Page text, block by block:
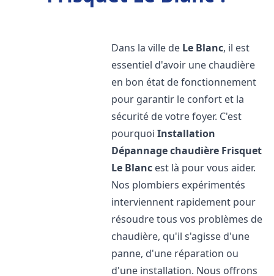
Dans la ville de Le Blanc, il est
essentiel d'avoir une chaudière
en bon état de fonctionnement
pour garantir le confort et la
sécurité de votre foyer. C'est
pourquoiInstallation
Dépannage chaudière Frisquet
Le Blanc est là pour vous aider.
Nos plombiers expérimentés
interviennent rapidement pour
résoudre tous vos problèmes de
chaudière, qu'il s'agisse d'une
panne, d'une réparation ou
d'une installation. Nous offrons